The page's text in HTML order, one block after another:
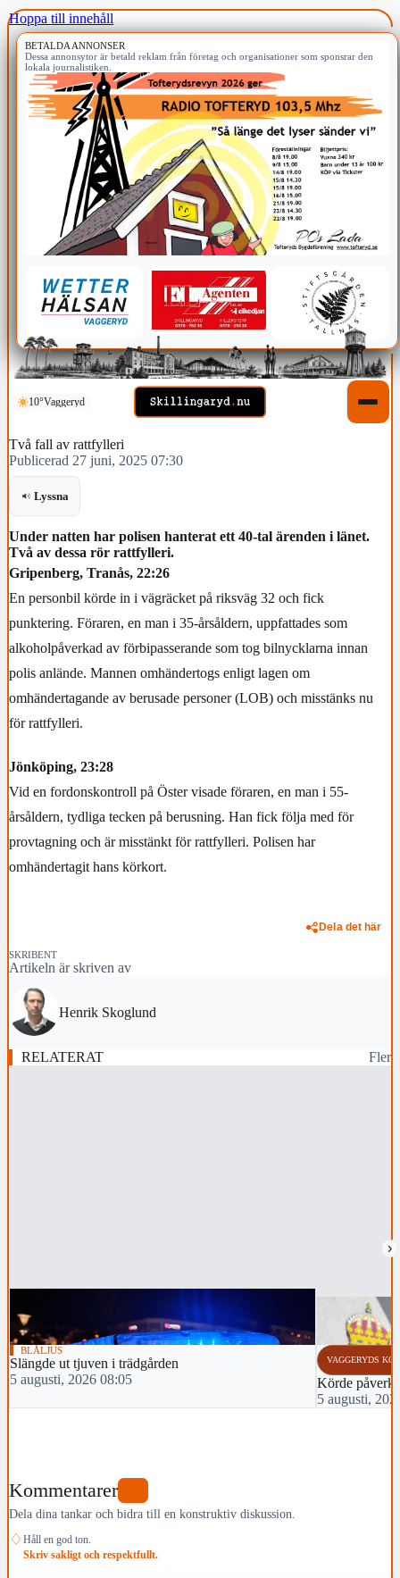
Hoppa till innehåll
BETALDA ANNONSER
Dessa annonsytor är betald reklam från företag och organisationer som sponsrar den
lokala journalistiken.
10°Vaggeryd
Två fall av rattfylleri
Publicerad 27 juni, 2025 07:30
Lyssna
Under natten har polisen hanterat ett 40-tal ärenden i länet.
Två av dessa rör rattfylleri.
Gripenberg, Tranås, 22:26
En personbil körde in i vägräcket på riksväg 32 och fick
punktering. Föraren, en man i 35-årsåldern, uppfattades som
alkoholpåverkad av förbipasserande som tog bilnycklarna innan
polis anlände. Mannen omhändertogs enligt lagen om
omhändertagande av berusade personer (LOB) och misstänks nu
för rattfylleri.
Jönköping, 23:28
Vid en fordonskontroll på Öster visade föraren, en man i 55-
årsåldern, tydliga tecken på berusning. Han fick följa med för
provtagning och är misstänkt för rattfylleri. Polisen har
omhändertagit hans körkort.
Dela det här
SKRIBENT
Artikeln är skriven av
Henrik Skoglund
RELATERAT Fler
›
BLÅLJUS
Slängde ut tjuven i trädgården
5 augusti, 2026 08:05
VAGGERYDS
Körde
5 augusti,
Kommentarer
Dela dina tankar och bidra till en konstruktiv diskussion.
♢ Håll en god ton.
Skriv sakligt och respektfullt.